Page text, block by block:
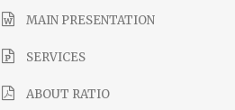
MAIN PRESENTATION
SERVICES
ABOUT RATIO